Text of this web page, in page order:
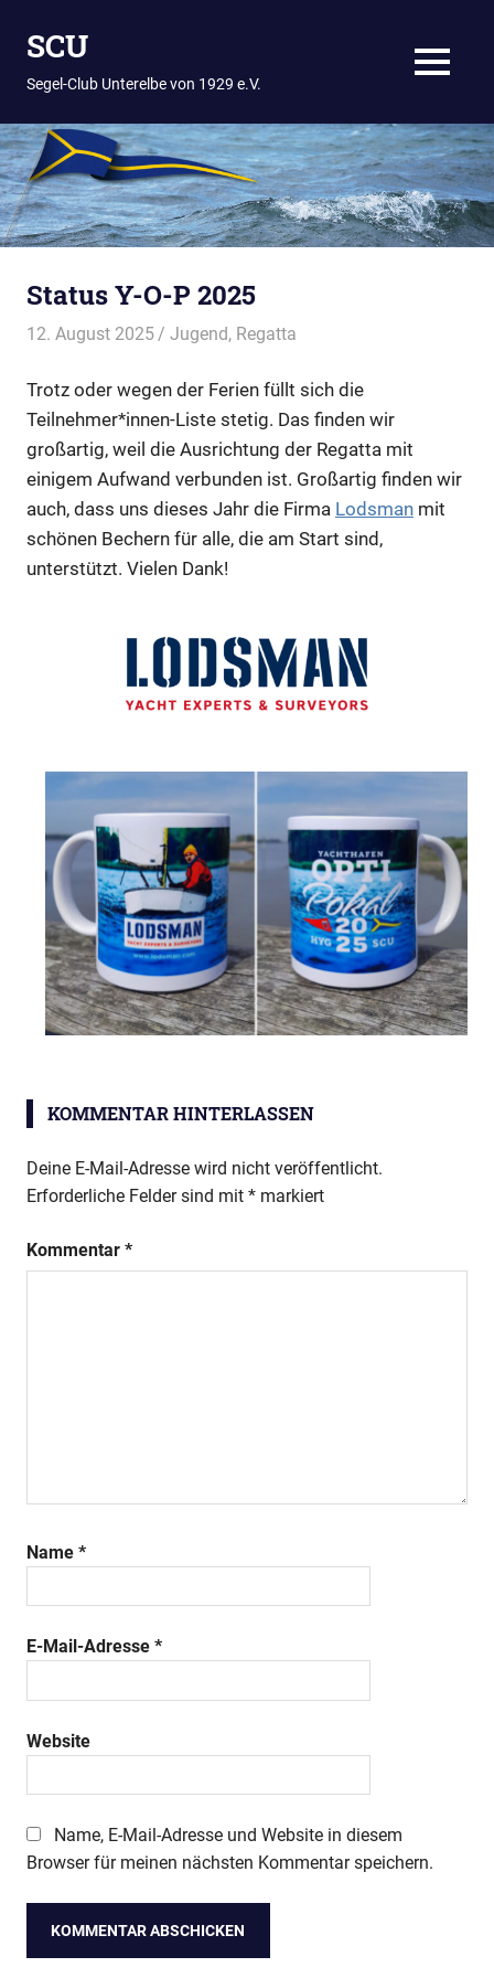
InhaltSCU
Segel-Club Unterelbe von 1929 e.V. MENÜ
Status Y-O-P 2025
12. August 2025 Thees
Jugend, Regatta
Trotz oder wegen der Ferien füllt sich die
Teilnehmer*innen-Liste stetig. Das finden wir
großartig, weil die Ausrichtung der Regatta mit
einigem Aufwand verbunden ist. Großartig finden wir
auch, dass uns dieses Jahr die Firma Lodsman mit
schönen Bechern für alle, die am Start sind,
unterstützt. Vielen Dank!
KOMMENTAR HINTERLASSEN
Deine E-Mail-Adresse wird nicht veröffentlicht.
Erforderliche Felder sind mit * markiert
Kommentar *
Name *
E-Mail-Adresse *
Website
Name, E-Mail-Adresse und Website in diesem
Browser für meinen nächsten Kommentar speichern.